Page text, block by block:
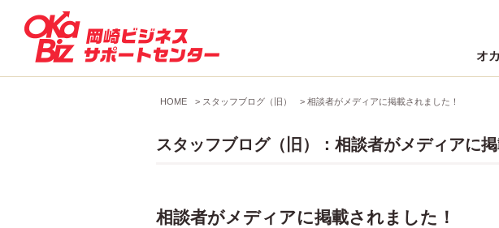
オ
HOME > スタッフブログ（旧） > 相談者がメディアに掲載されました！
スタッフブログ（旧）：相談者がメディアに掲
相談者がメディアに掲載されました！